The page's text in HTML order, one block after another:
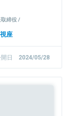
締役 /
座
日 2024/05/28